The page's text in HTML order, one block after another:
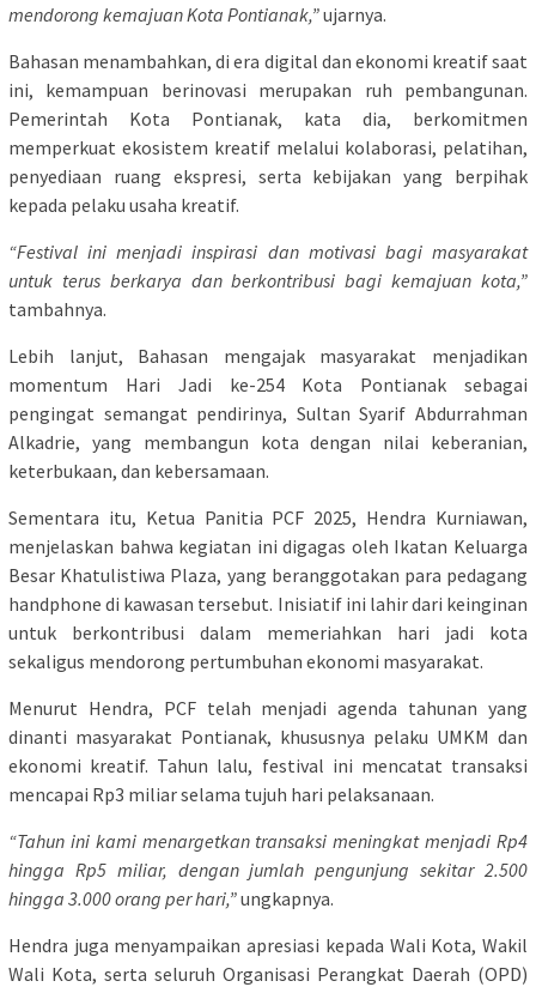
mendorong kemajuan Kota Pontianak,”ujarnya.
Bahasan menambahkan, di era digital dan ekonomi kreatif saat
ini, kemampuan berinovasi merupakan ruh pembangunan.
Pemerintah Kota Pontianak, kata dia, berkomitmen
memperkuat ekosistem kreatif melalui kolaborasi, pelatihan,
penyediaan ruang ekspresi, serta kebijakan yang berpihak
kepada pelaku usaha kreatif.
“Festival ini menjadi inspirasi dan motivasi bagi masyarakat
untuk terus berkarya dan berkontribusi bagi kemajuan kota,”
tambahnya.
Lebih lanjut, Bahasan mengajak masyarakat menjadikan
momentum Hari Jadi ke-254 Kota Pontianak sebagai
pengingat semangat pendirinya, Sultan Syarif Abdurrahman
Alkadrie, yang membangun kota dengan nilai keberanian,
keterbukaan, dan kebersamaan.
Sementara itu, Ketua Panitia PCF 2025, Hendra Kurniawan,
menjelaskan bahwa kegiatan ini digagas oleh Ikatan Keluarga
Besar Khatulistiwa Plaza, yang beranggotakan para pedagang
handphone di kawasan tersebut. Inisiatif ini lahir dari keinginan
untuk berkontribusi dalam memeriahkan hari jadi kota
sekaligus mendorong pertumbuhan ekonomi masyarakat.
Menurut Hendra, PCF telah menjadi agenda tahunan yang
dinanti masyarakat Pontianak, khususnya pelaku UMKM dan
ekonomi kreatif. Tahun lalu, festival ini mencatat transaksi
mencapai Rp3 miliar selama tujuh hari pelaksanaan.
“Tahun ini kami menargetkan transaksi meningkat menjadi Rp4
hingga Rp5 miliar, dengan jumlah pengunjung sekitar 2.500
hingga 3.000 orang per hari,”ungkapnya.
Hendra juga menyampaikan apresiasi kepada Wali Kota, Wakil
Wali Kota, serta seluruh Organisasi Perangkat Daerah (OPD)